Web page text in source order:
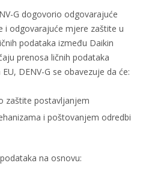
G dogovorio odgovarajuće
i odgovarajuće mjere zaštite u
podataka između Daikin
prenosa ličnih podataka
DENV-G se obavezuje da će:
zaštite postavljanjem
i poštovanjem odredbi
na osnovu: